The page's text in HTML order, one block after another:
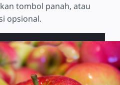
tombol panah, atau
opsional.